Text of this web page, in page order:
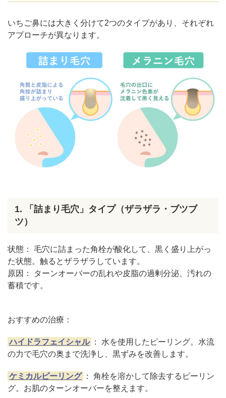
ケア
① 洗顔はしっかり泡立てて行う
③保湿を徹底する
④毎日の紫外線対策
⑤角質ケアを取り入れる
まとめ
いちご鼻には大きく分けて2つのタイプがあり、それぞれ
アプローチが異なります。
1. 「詰まり毛穴」タイプ（ザラザラ・ブツブ
ツ）
状態： 毛穴に詰まった角栓が酸化して、黒く盛り上がっ
た状態。触るとザラザラしています。
原因： ターンオーバーの乱れや皮脂の過剰分泌、汚れの
蓄積です。
おすすめの治療：
ハイドラフェイシャル ： 水を使用したピーリング。水流
の力で毛穴の奥まで洗浄し、黒ずみを改善します。
ケミカルピーリング ： 角栓を溶かして除去するピーリン
グ。お肌のターンオーバーを整えます。